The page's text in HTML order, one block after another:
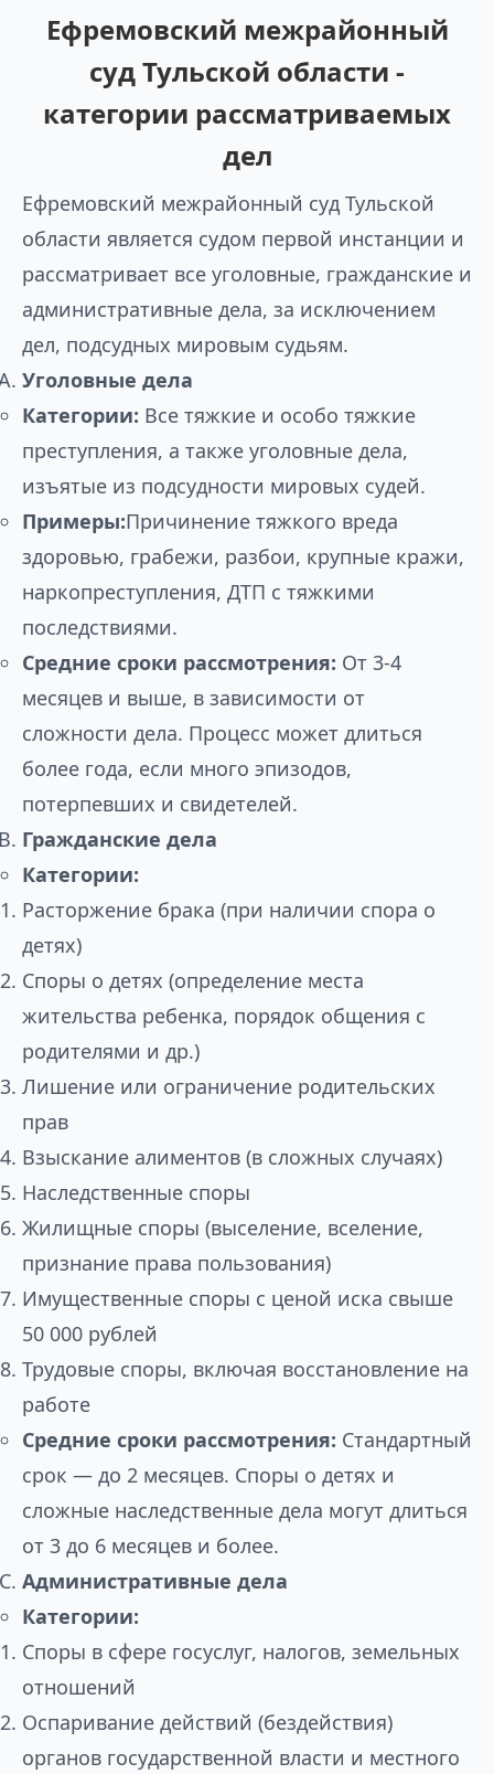
Ефремовский межрайонный
суд Тульской области -
категории рассматриваемых
дел
Ефремовский межрайонный суд Тульской
области является судом первой инстанции и
рассматривает все уголовные, гражданские и
административные дела, за исключением
дел, подсудных мировым судьям.
Уголовные дела
Категории: Все тяжкие и особо тяжкие
преступления, а также уголовные дела,
изъятые из подсудности мировых судей.
Примеры:Причинение тяжкого вреда
здоровью, грабежи, разбои, крупные кражи,
наркопреступления, ДТП с тяжкими
последствиями.
Средние сроки рассмотрения: От 3-4
месяцев и выше, в зависимости от
сложности дела. Процесс может длиться
более года, если много эпизодов,
потерпевших и свидетелей.
Гражданские дела
Категории:
Расторжение брака (при наличии спора о
детях)
Споры о детях (определение места
жительства ребенка, порядок общения с
родителями и др.)
Лишение или ограничение родительских
прав
Взыскание алиментов (в сложных случаях)
Наследственные споры
Жилищные споры (выселение, вселение,
признание права пользования)
Имущественные споры с ценой иска свыше
50 000 рублей
Трудовые споры, включая восстановление на
работе
Средние сроки рассмотрения: Стандартный
срок — до 2 месяцев. Споры о детях и
сложные наследственные дела могут длиться
от 3 до 6 месяцев и более.
Административные дела
Категории:
Споры в сфере госуслуг, налогов, земельных
отношений
Оспаривание действий (бездействия)
органов государственной власти и местного